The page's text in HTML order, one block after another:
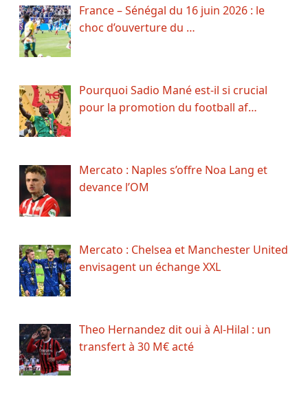
France – Sénégal du 16 juin 2026 : le
choc d’ouverture du …
Pourquoi Sadio Mané est-il si crucial
pour la promotion du football af…
Mercato : Naples s’offre Noa Lang et
devance l’OM
Mercato : Chelsea et Manchester United
envisagent un échange XXL
Theo Hernandez dit oui à Al-Hilal : un
transfert à 30 M€ acté